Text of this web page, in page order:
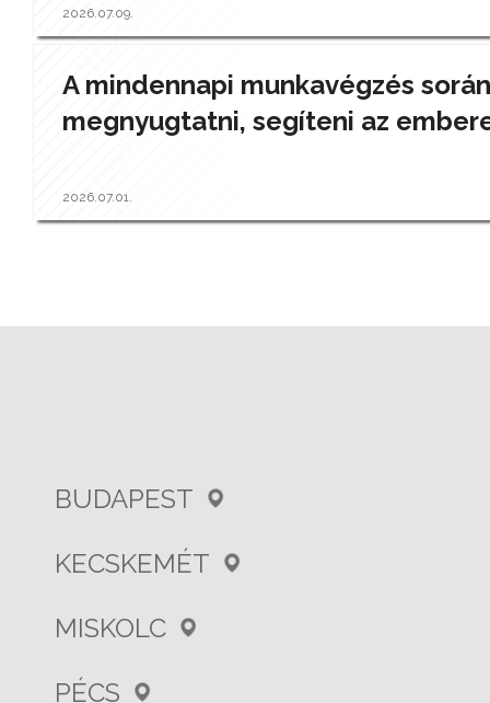
2026.07.09.
A mindennapi munkavégzés
megnyugtatni, segíteni az
2026.07.01.
BUDAPEST
KECSKEMÉT
MISKOLC
PÉCS